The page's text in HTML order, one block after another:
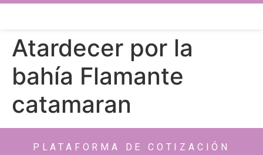
Atardecer por la
bahía Flamante
catamaran
PLATAFORMA DE COTIZACIÓN